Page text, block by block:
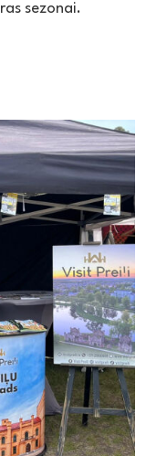
sezonai.